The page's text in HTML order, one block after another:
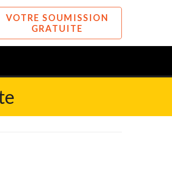
VOTRE SOUMISSION
GRATUITE